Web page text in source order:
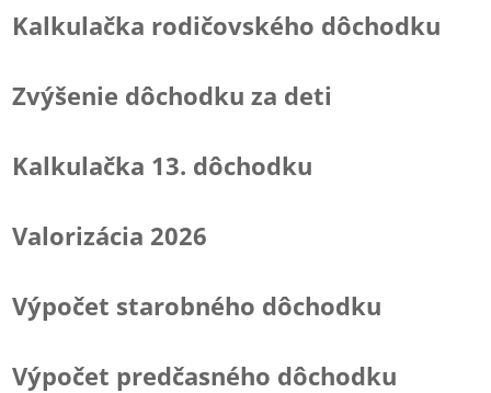
Kalkulačka rodičovského dôchodku
Zvýšenie dôchodku za deti
Kalkulačka 13. dôchodku
Valorizácia 2026
Výpočet starobného dôchodku
Výpočet predčasného dôchodku